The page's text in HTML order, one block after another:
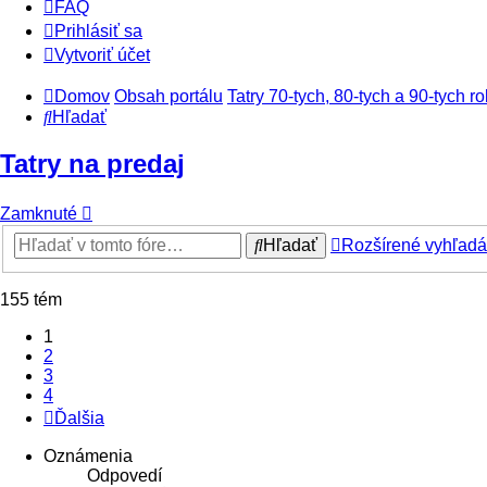
FAQ
Prihlásiť sa
Vytvoriť účet
Domov Obsah portálu Tatry 70-tych, 80-tych a 90-tych
Hľadať
Tatry na predaj
Zamknuté
Hľadať
Rozšírené
155 tém
1
2
3
4
Ďalšia
Oznámenia
Odpovedí